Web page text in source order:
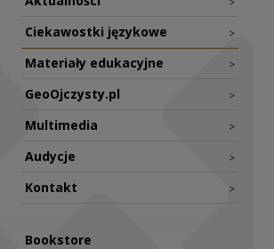
Ciekawostki językowe >
Materiały edukacyjne >
GeoOjczysty.pl >
Multimedia >
Audycje >
Kontakt >
Bookstore